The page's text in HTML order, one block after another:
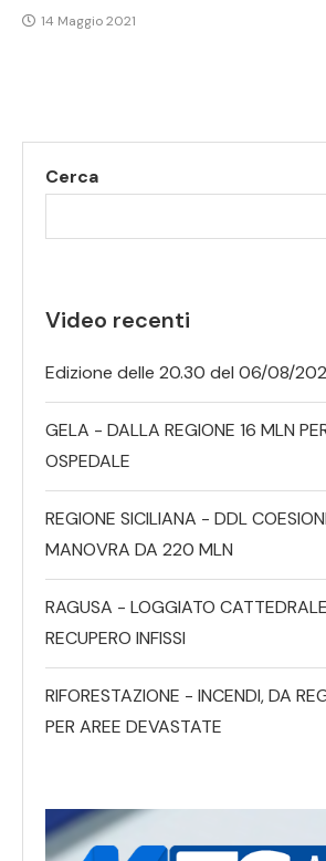
14 Maggio 2021
Cerca
Video recenti
Edizione delle 20.30 del 06/08/
GELA - DALLA REGIONE 16 MLN
OSPEDALE
REGIONE SICILIANA - DDL
MANOVRA DA 220 MLN
RAGUSA - LOGGIATO
RECUPERO INFISSI
RIFORESTAZIONE - INCENDI, DA
PER AREE DEVASTATE